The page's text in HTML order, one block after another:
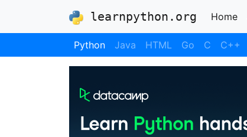
learnpython.org Home
Python Java HTML Go C C++